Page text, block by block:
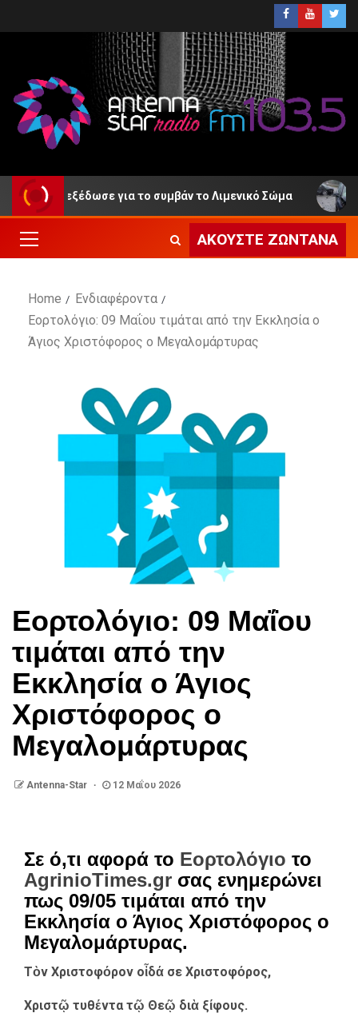
εξέδωσε για το συμβάν το Λιμενικό Σώμα ΕΛ.ΑΣ.
ΑΚΟΎΣΤΕ ΖΩΝΤΑΝΆ
Home
Ενδιαφέροντα
Εορτολόγιο: 09 Μαΐου τιμάται από την Εκκλησία ο
Άγιος Χριστόφορος ο Μεγαλομάρτυρας
Εορτολόγιο: 09 Μαΐου
τιμάται από την
Εκκλησία ο Άγιος
Χριστόφορος ο
Μεγαλομάρτυρας
Antenna-Star 12 Μαΐου 2026
Σε ό,τι αφορά το Εορτολόγιο το
AgrinioTimes.gr σας ενημερώνει
πως 09/05 τιμάται από την
Εκκλησία ο Άγιος Χριστόφορος ο
Μεγαλομάρτυρας.
Τὸν Χριστοφόρον οἶδά σε Χριστοφόρος,
Χριστῷ τυθέντα τῷ Θεῷ διὰ ξίφους.